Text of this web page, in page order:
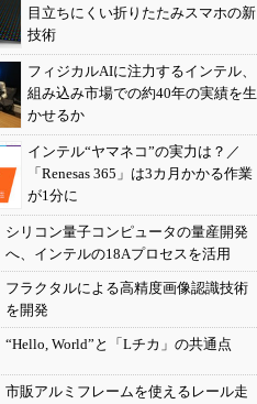
目立ちにくい折りたたみスマホの新
技術
フィジカルAIに注力するインテル、
組み込み市場での約40年の実績を生
かせるか
インテル“ヤマネコ”の実力は？／
「Renesas 365」は3カ月かかる作業
が1分に
シリコン量子コンピュータの量産開発
へ、インテルの18Aプロセスを活用
フラクタルによる高精度画像認識技術
を開発
“Hello, World”と「Lチカ」の共通点
市販アルミフレームを使えるレール走